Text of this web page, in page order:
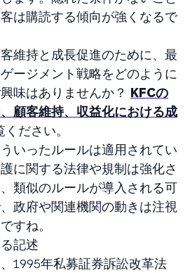
は購読する傾向が強くなるで
維持と成長促進のために、最
ージメント戦略をどのように
味はありませんか？ KFCの
顧客維持、収益化における成
ください。
いったルールは適用されてい
に関する法律や規制は強化さ
類似のルールが導入される可
政府や関連機関の動きは注視
すね。
記述
1995年私募証券訴訟改革法